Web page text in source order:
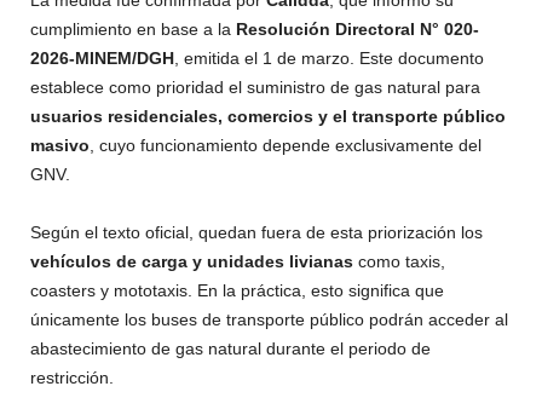
cumplimiento en base a la Resolución Directoral N° 020-
2026-MINEM/DGH, emitida el 1 de marzo. Este documento
establece como prioridad el suministro de gas natural para
usuarios residenciales, comercios y el transporte público
masivo, cuyo funcionamiento depende exclusivamente del
GNV.
Según el texto oficial, quedan fuera de esta priorización los
vehículos de carga y unidades livianas como taxis,
coasters y mototaxis. En la práctica, esto significa que
únicamente los buses de transporte público podrán acceder al
abastecimiento de gas natural durante el periodo de
restricción.